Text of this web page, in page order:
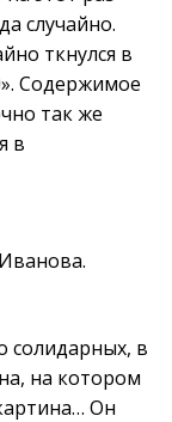
случайно.
ткнулся в
Содержимое
так же
в
солидарных, в
на котором
Он